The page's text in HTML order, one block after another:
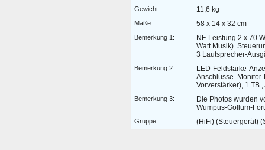
Gewicht: 11,6 kg
Maße: 58 x 14 x 32 cm
Bemerkung 1:
NF-Leistung 2 x 70
Watt Musik).
3 Lautsprecher-
Bemerkung 2:
LED-Feldstärke-
Anschlüsse.
Vorverstärker), 1 TB ,
Bemerkung 3:
Die Photos wurden
Wumpus-Gollum-
Gruppe: (HiFi) (Steuergerät)